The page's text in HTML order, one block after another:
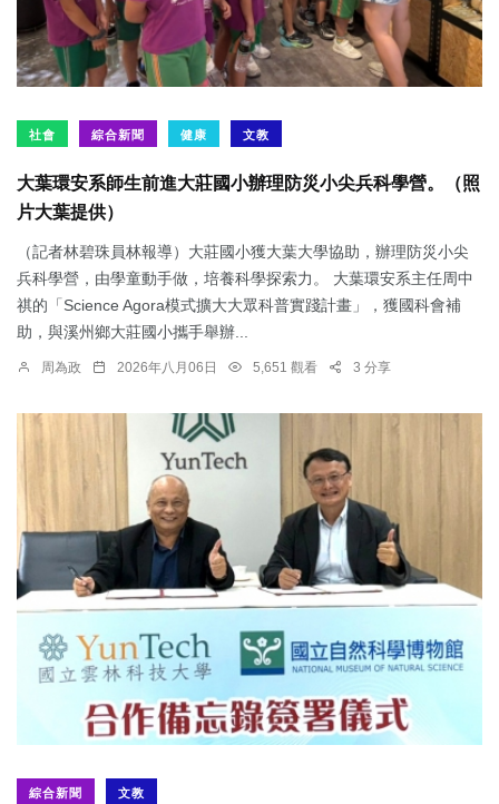
社會 綜合新聞 健康 文教
大葉環安系師生前進大莊國小辦理防災小尖兵科學營。（照
片大葉提供）
（記者林碧珠員林報導）大莊國小獲大葉大學協助，辦理防災小尖
兵科學營，由學童動手做，培養科學探索力。 大葉環安系主任周中
祺的「Science Agora模式擴大大眾科普實踐計畫」，獲國科會補
助，與溪州鄉大莊國小攜手舉辦...
周為政 2026年八月06日 5,651 觀看 3 分享
綜合新聞 文教